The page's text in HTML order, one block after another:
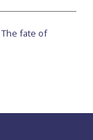
fate of